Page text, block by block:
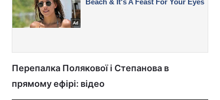
Перепалка Полякової і Степанова в
прямому ефірі: відео